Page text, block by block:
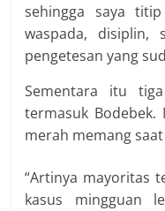
sehingga saya
waspada, disiplin,
pengetesan yang
Sementara itu
termasuk
merah memang
“Artinya mayoritas
kasus mingguan